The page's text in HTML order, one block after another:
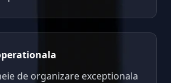
de organizare exceptionala